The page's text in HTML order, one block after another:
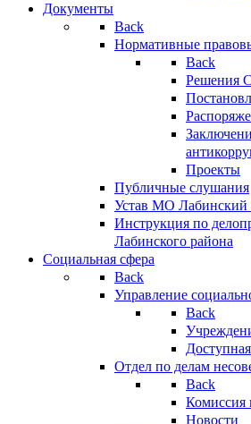
Документы
Back
Нормативные
Back
Решения
Проекты
Публичные слушания
Устав МО Лабинский
Инструкция по
Лабинского района
Социальная сфера
Back
Управление
Back
Отдел по делам
Back
Комиссия
Новости